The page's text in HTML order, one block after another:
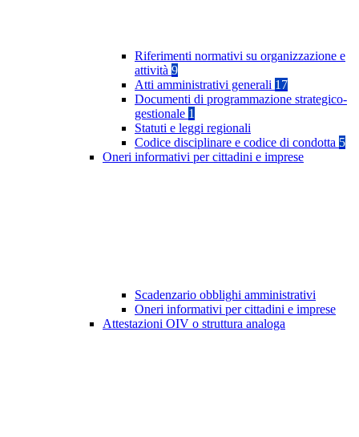
Riferimenti normativi su organizzazione e
attività 9
Atti amministrativi generali 17
Documenti di programmazione strategico-
gestionale 1
Statuti e leggi regionali
Codice disciplinare e codice di condotta 5
Oneri informativi per cittadini e imprese
Scadenzario obblighi amministrativi
Oneri informativi per cittadini e imprese
Attestazioni OIV o struttura analoga